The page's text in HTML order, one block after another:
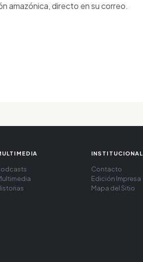
amazónica, directo en su correo.
INSTITUCIONAL
Contacto
Edición Impresa
Mapa del Sitio